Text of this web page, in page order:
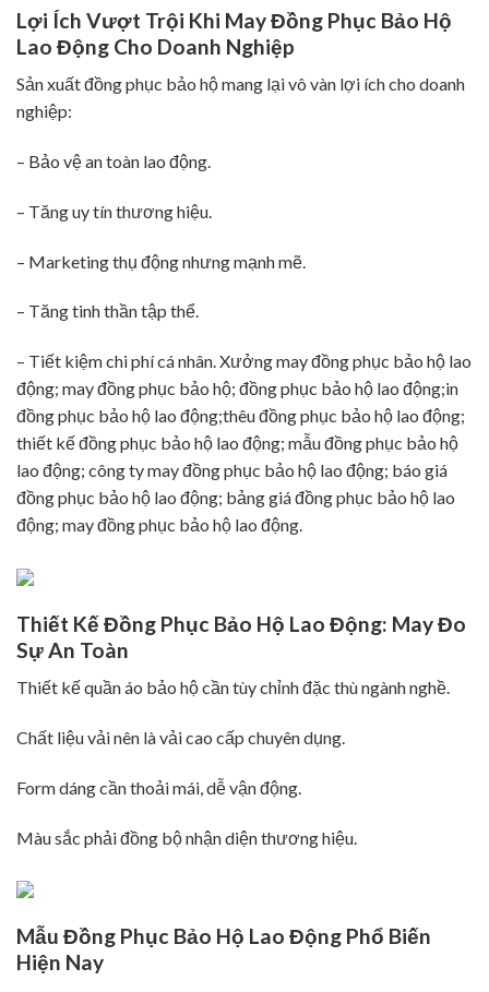
Lợi Ích Vượt Trội Khi May Đồng Phục Bảo Hộ
Lao Động Cho Doanh Nghiệp
Sản xuất đồng phục bảo hộ mang lại vô vàn lợi ích cho doanh
nghiệp:
– Bảo vệ an toàn lao động.
– Tăng uy tín thương hiệu.
– Marketing thụ động nhưng mạnh mẽ.
– Tăng tinh thần tập thể.
– Tiết kiệm chi phí cá nhân. Xưởng may đồng phục bảo hộ lao
động; may đồng phục bảo hộ; đồng phục bảo hộ lao động;in
đồng phục bảo hộ lao động;thêu đồng phục bảo hộ lao động;
thiết kế đồng phục bảo hộ lao động; mẫu đồng phục bảo hộ
lao động; công ty may đồng phục bảo hộ lao động; báo giá
đồng phục bảo hộ lao động; bảng giá đồng phục bảo hộ lao
động; may đồng phục bảo hộ lao động.
Thiết Kế Đồng Phục Bảo Hộ Lao Động: May Đo
Sự An Toàn
Thiết kế quần áo bảo hộ cần tùy chỉnh đặc thù ngành nghề.
Chất liệu vải nên là vải cao cấp chuyên dụng.
Form dáng cần thoải mái, dễ vận động.
Màu sắc phải đồng bộ nhận diện thương hiệu.
Mẫu Đồng Phục Bảo Hộ Lao Động Phổ Biến
Hiện Nay